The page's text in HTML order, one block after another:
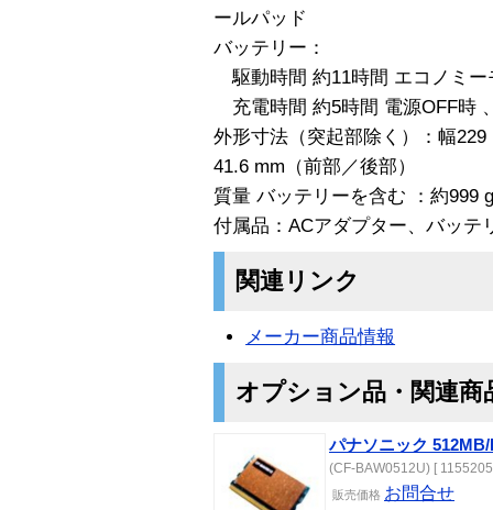
ールパッド
バッテリー：
駆動時間 約11時間 エコノミー
充電時間 約5時間 電源OFF時
外形寸法（突起部除く）：幅
41.6 mm（前部／後部）
質量 バッテリーを含む ：約999 g
付属品：ACアダプター、バッ
関連リンク
メーカー商品情報
オプション品・関連商
パナソニック
(CF-BAW0512U) [
販売価格 お問合せ